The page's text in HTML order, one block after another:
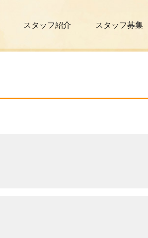
スタッフ紹介 スタッフ募集